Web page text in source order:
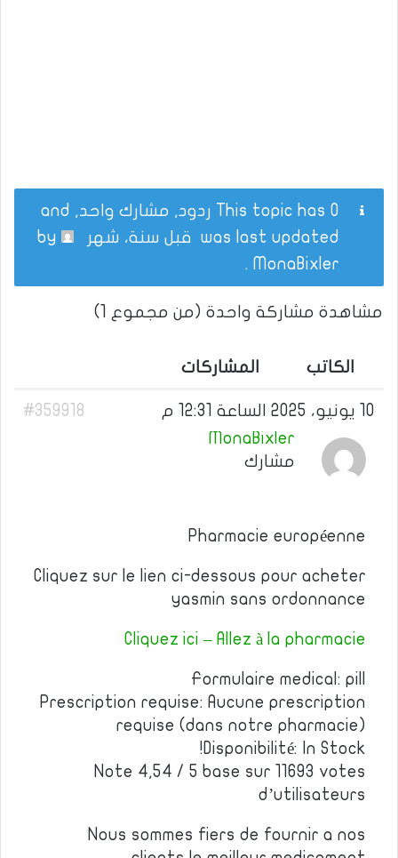
This topic has 0 ردود, مشارك واحد, and
was last updated قبل سنة، شهر
MonaBixler
.
مشاهدة مشاركة واحدة (من مجموع 1)
الكاتب المشاركات
10 يونيو، 2025 الساعة 12:31 م
#359918
MonaBixler
مشارك
Pharmacie européenne
Cliquez sur le lien ci-dessous pour acheter
yasmin sans ordonnance
Cliquez ici – Allez à la pharmacie
Formulaire medical: pill
Prescription requise: Aucune prescription
requise (dans notre pharmacie)
Disponibilité: In Stock!
Note 4,54 / 5 base sur 11693 votes
d’utilisateurs
Nous sommes fiers de fournir a nos